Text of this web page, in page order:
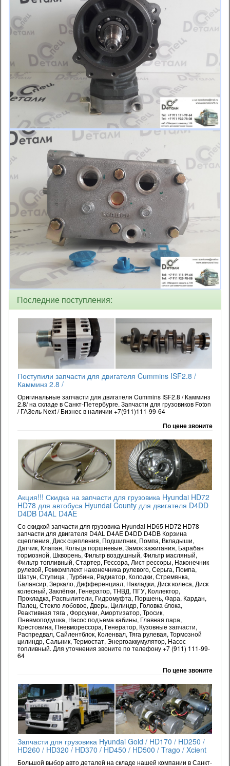
Последние поступления:
Поступили запчасти для двигателя Cummins ISF2.8 /
Камминз 2.8 /
Оригинальные запчасти для двигателя Cummins ISF2.8 / Камминз
2.8/ на складе в Санкт-Петербурге. Запчасти для грузовиков Foton
/ ГАЗель Next / Бизнес в наличии +7(911)111-99-64
По цене звоните
Акция!!! Скидка на запчасти для грузовика Hyundai HD72
HD78 для автобуса Hyundai County для двигателя D4DD
D4DB D4AL D4AE
Со скидкой запчасти для грузовика Hyundai HD65 HD72 HD78
запчасти для двигателя D4AL D4AE D4DD D4DB Корзина
сцепления, Диск сцепления, Подшипник, Помпа, Вкладыши,
Датчик, Клапан, Кольца поршневые, Замок зажигания, Барабан
тормозной, Шкворень, Фильтр воздушный, Фильтр масляный,
Фильтр топливный, Стартер, Рессора, Лист рессоры, Наконечник
рулевой, Ремкомплект наконечника рулевого, Серьга, Помпа,
Шатун, Ступица , Турбина, Радиатор, Колодки, Стремянка,
Балансир, Зеркало, Дифференциал, Накладки, Диск колеса, Диск
колесный, Заклёпки, Генератор, ТНВД, ПГУ, Коллектор,
Прокладка, Распылители, Гидромуфта, Поршень, Фара, Кардан,
Палец, Стекло лобовое, Дверь, Цилиндр, Головка блока,
Реактивная тяга , Форсунки, Амортизатор, Тросик,
Пневмоподушка, Насос подъема кабины, Главная пара,
Крестовина, Пневморессора, Генератор, Кузовные запчасти,
Распредвал, Сайлентблок, Коленвал, Тяга рулевая, Тормозной
цилиндр, Сальник, Термостат, Энергоаккумулятор, Насос
топливный. Для уточнения звоните по телефону +7 (911) 111-99-
64
По цене звоните
Запчасти для грузовика Hyundai Gold / HD170 / HD250 /
HD260 / HD320 / HD370 / HD450 / HD500 / Trago / Xcient
Большой выбор авто деталей на складе нашей компании в Санкт-